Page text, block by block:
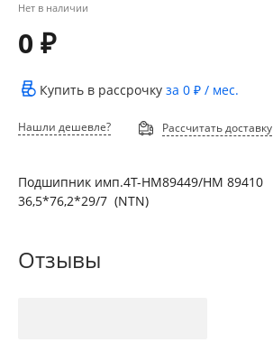
Нет в наличии
0 ₽
Купить в рассрочку за 0 ₽ / мес.
Нашли дешевле? Рассчитать доставку
Подшипник имп.4T-HM89449/HM 89410
36,5*76,2*29/7 (NTN)
Отзывы